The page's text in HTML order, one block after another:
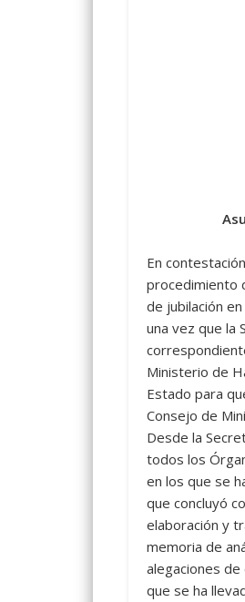
En
procedimiento
de jubilación
una vez que la
Ministerio de
Estado para
Consejo de
Desde la
todos los
en los que se
que concluyó
elaboración y
memoria de
alegaciones
que se ha